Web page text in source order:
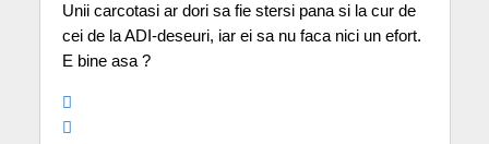
Unii carcotasi ar dori sa fie stersi pana si la cur de
cei de la ADI-deseuri, iar ei sa nu faca nici un efort.
E bine asa ?